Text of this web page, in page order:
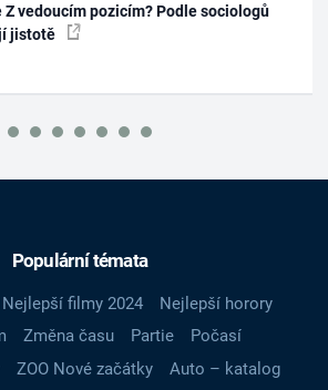
Z vedoucím pozicím? Podle sociologů
jistotě
Populární témata
Nejlepší filmy 2024
Nejlepší horory
Změna času Partie
Počasí
ZOO Nové začátky
Auto – katalog